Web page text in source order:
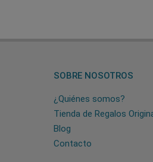
SOBRE NOSOTROS
¿Quiénes somos?
Tienda de Regalos
Blog
Contacto